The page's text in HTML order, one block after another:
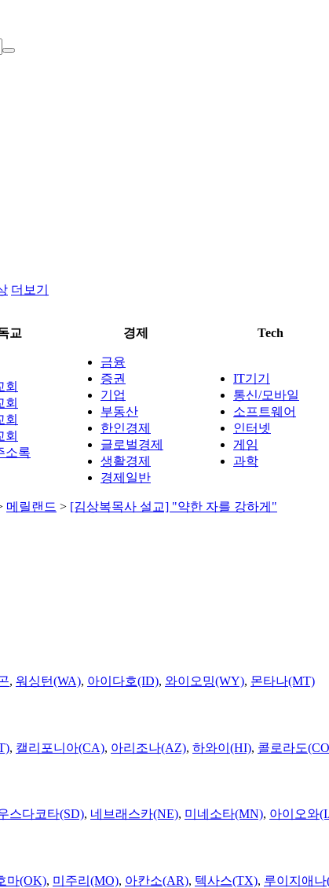
더보기
교 경제 Tech
회
회
회
회
소록
금융
증권
기업
부동산
한인경제
글로벌경제
생활경제
경제일반
IT기기
통신/모바일
소프트웨어
인터넷
게임
과학
메릴랜드 > [김상복목사 설교] "약한 자를 강하게"
, 워싱턴(WA), 아이다호(ID), 와이오밍(WY), 몬타나(MT)
, 캘리포니아(CA), 아리조나(AZ), 하와이(HI), 콜로라도
스다코타(SD), 네브래스카(NE), 미네소타(MN), 아이오와
마(OK), 미주리(MO), 아칸소(AR), 텍사스(TX), 루이지애